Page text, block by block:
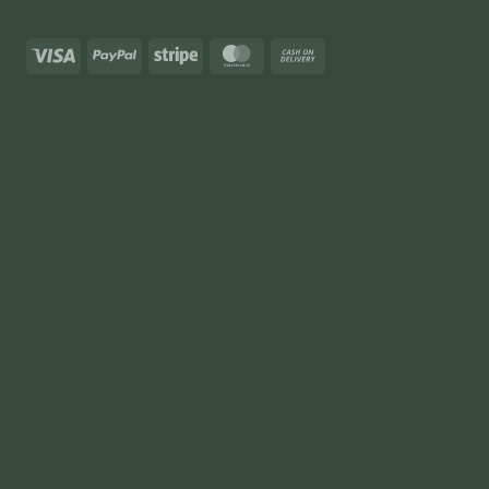
Visa PayPalStripe MasterCard